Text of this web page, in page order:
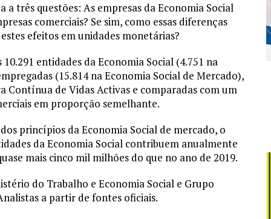
três questões: As empresas da Economia Social
comerciais? Se sim, como essas diferenças
efeitos em unidades monetárias?
entidades da Economia Social (4.751 na
(15.814 na Economia Social de Mercado),
de Vidas Activas e comparadas com um
em proporção semelhante.
princípios da Economia Social de mercado, o
da Economia Social contribuem anualmente
mais cinco mil milhões do que no ano de 2019.
do Trabalho e Economia Social e Grupo
a partir de fontes oficiais.